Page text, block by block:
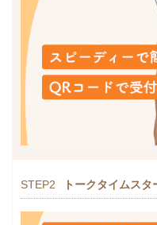
STEP2 トークタイムスタ